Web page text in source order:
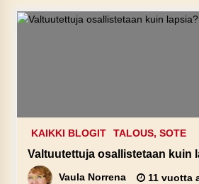
KAIKKI BLOGIT TALOUS, SOTE
Valtuutettuja osallistetaan kuin
Vaula Norrena 11 vuotta